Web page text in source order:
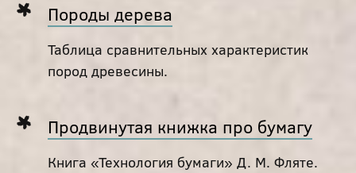
Породы дерева
Таблица сравнительных характеристик
пород древесины.
Продвинутая книжка про бумагу
Книга «Технология бумаги» Д. М. Фляте.